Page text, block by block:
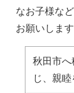
なお子様な
お願いします
秋田市へ
じ、親